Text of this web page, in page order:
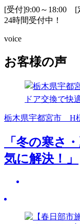
[受付]9:00～18:00 [
24時間受付中！
voice
お客様の声
栃木県宇都宮市 H
「冬の寒さ
気に解決！」